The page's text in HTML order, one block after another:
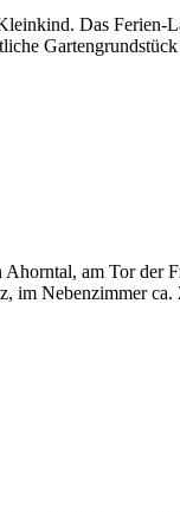
Das
am Tor
im Neben­zimmer